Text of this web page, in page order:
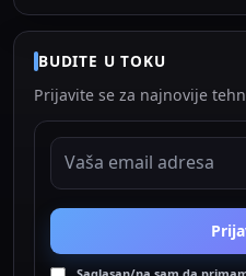
BUDITE U TOKU
Prijavite se za najnovije
EMAIL ADRESA